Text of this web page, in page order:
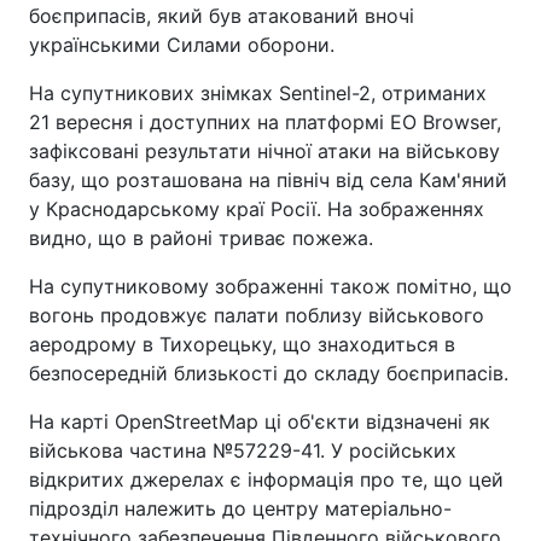
боєприпасів, який був атакований вночі
українськими Силами оборони.
На супутникових знімках Sentinel-2, отриманих
21 вересня і доступних на платформі EO Browser,
зафіксовані результати нічної атаки на військову
базу, що розташована на північ від села Кам'яний
у Краснодарському краї Росії. На зображеннях
видно, що в районі триває пожежа.
На супутниковому зображенні також помітно, що
вогонь продовжує палати поблизу військового
аеродрому в Тихорецьку, що знаходиться в
безпосередній близькості до складу боєприпасів.
На карті OpenStreetMap ці об'єкти відзначені як
військова частина №57229-41. У російських
відкритих джерелах є інформація про те, що цей
підрозділ належить до центру матеріально-